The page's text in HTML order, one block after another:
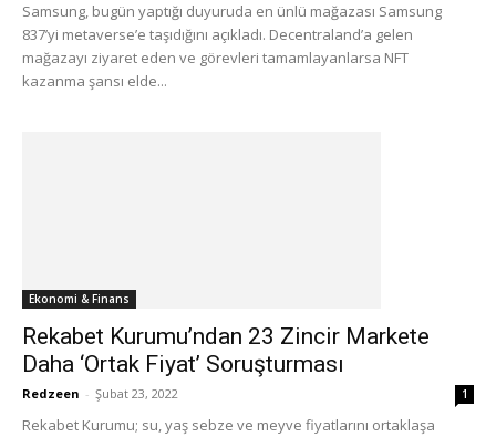
Samsung, bugün yaptığı duyuruda en ünlü mağazası Samsung
837’yi metaverse’e taşıdığını açıkladı. Decentraland’a gelen
mağazayı ziyaret eden ve görevleri tamamlayanlarsa NFT
kazanma şansı elde...
Ekonomi & Finans
Rekabet Kurumu’ndan 23 Zincir Markete
Daha ‘Ortak Fiyat’ Soruşturması
Redzeen - Şubat 23, 2022 1
Rekabet Kurumu; su, yaş sebze ve meyve fiyatlarını ortaklaşa